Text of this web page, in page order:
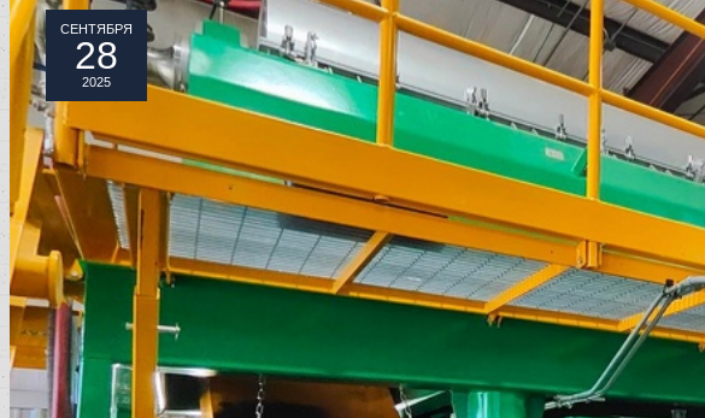
СЕНТЯБРЯ
28
2025